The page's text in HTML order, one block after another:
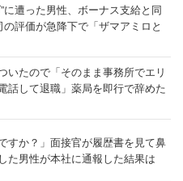
ですね。収穫後はずっと冷
しおれてしまいます。オフ
っ放しになると商品がぜん
冷蔵庫のモデルチェンジも
ろが多いですか？
に遭った男性、ボーナス支給と同
評価が急降下で「ザマアミロと
いたので「そのまま事務所でエリ
話して退職」薬局を即行で辞めた
すか？」面接官が履歴書を見て鼻
男性が本社に通報した結果は